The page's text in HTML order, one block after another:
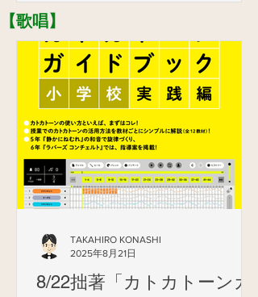
2023年最新版のＩＣＴ活用実践本で
す。...
​【歌唱】
8/22拙著「カトカトーンガ
TAKAHIRO KONASHI
2025年8月21日